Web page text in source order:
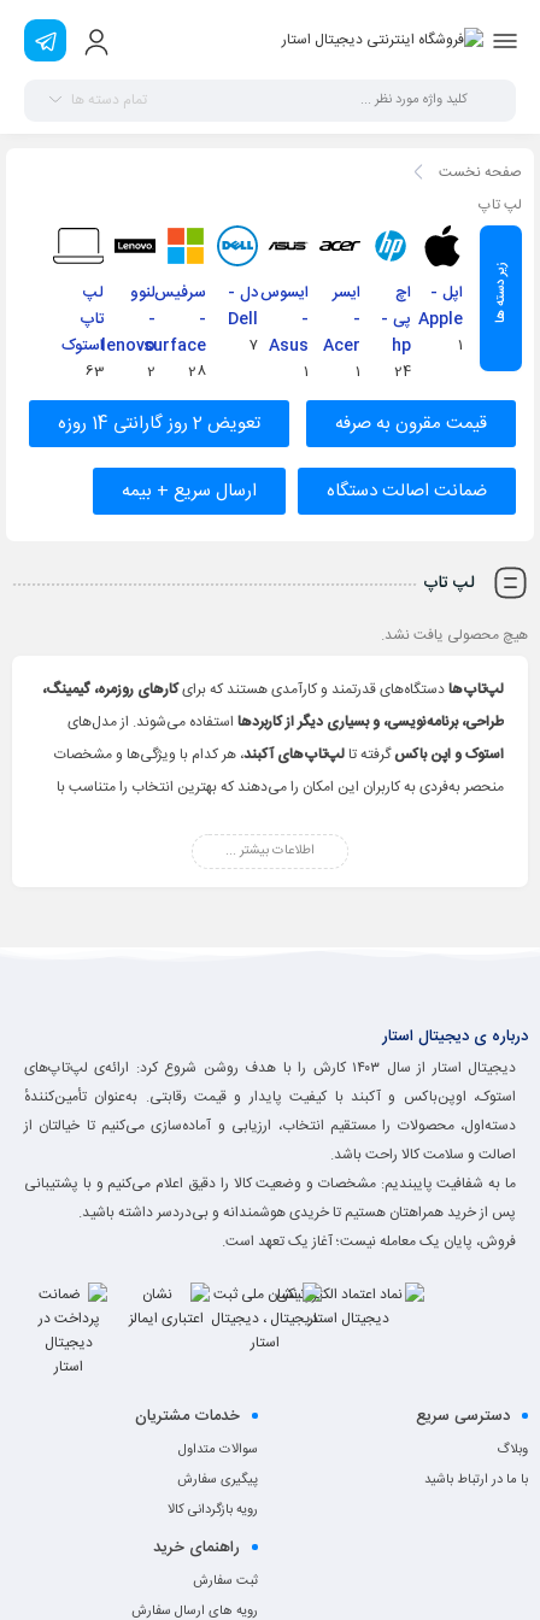
تمام دسته ها
صفحه نخست
لپ تاپ
اپل -
Apple
1
اچ
پی -
hp
24
ایسر
-
Acer
1
ایسوس
-
Asus
1
دل -
Dell
7
سرفیس
-
surface
28
لنوو
-
lenovo
2
لپ
تاپ
استوک
63
قیمت مقرون به‌ صرفه تعویض 2 روز گارانتی 14 روزه
ضمانت اصالت دستگاه ارسال سریع + بیمه
لپ تاپ
هیچ محصولی یافت نشد.
لپ‌تاپ‌هادستگاه‌های قدرتمند و کارآمدی هستند که برایکارهای روزمره، گیمینگ،
طراحی، برنامه‌نویسی، و بسیاری دیگر از کاربردها استفاده می‌شوند. از مدل‌های
استوک و اپن باکسگرفته تالپ‌تاپ‌های آکبند، هر کدام با ویژگی‌ها و مشخصات
منحصر به‌فردی به کاربران این امکان را می‌دهند که بهترین انتخاب را متناسب با
کسب‌وکار، تحصیل، یا سرگرمیخود را پیدا کنید. در فروشگاه ما، بااطلاعات بیشتر ...
درباره ی دیجیتال استار
دیجیتال استار از سال ۱۴۰۳ کارش را با هدف روشن شروع کرد: ارائه‌ی لپ‌تاپ‌های
استوک، اوپن‌باکس و آکبند با کیفیت پایدار و قیمت رقابتی. به‌عنوان تأمین‌کنندهٔ
دسته‌اول، محصولات را مستقیم انتخاب، ارزیابی و آماده‌سازی می‌کنیم تا خیالتان از
اصالت و سلامت کالا راحت باشد.
ما به شفافیت پایبندیم: مشخصات و وضعیت کالا را دقیق اعلام می‌کنیم و با پشتیبانی
پس از خرید همراهتان هستیم تا خریدی هوشمندانه و بی‌دردسر داشته باشید.
فروش، پایان یک معامله نیست؛ آغاز یک تعهد است.
دسترسی سریع
وبلاگ
با ما در ارتباط باشید
خدمات مشتریان
سوالات متداول
پیگیری سفارش
رویه بازگردانی کالا
راهنمای خرید
ثبت سفارش
رویه های ارسال سفارش